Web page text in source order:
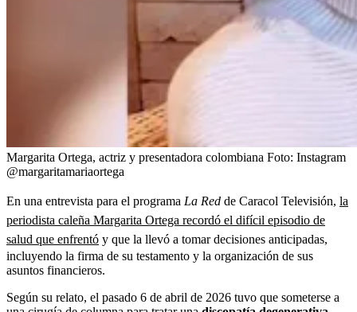
Margarita Ortega, actriz y presentadora colombiana Foto: Instagram
@margaritamariaortega
En una entrevista para el programa La Red de Caracol Televisión, la
periodista caleña Margarita Ortega recordó el difícil episodio de
salud que enfrentó y que la llevó a tomar decisiones anticipadas,
incluyendo la firma de su testamento y la organización de sus
asuntos financieros.
Según su relato, el pasado 6 de abril de 2026 tuvo que someterse a